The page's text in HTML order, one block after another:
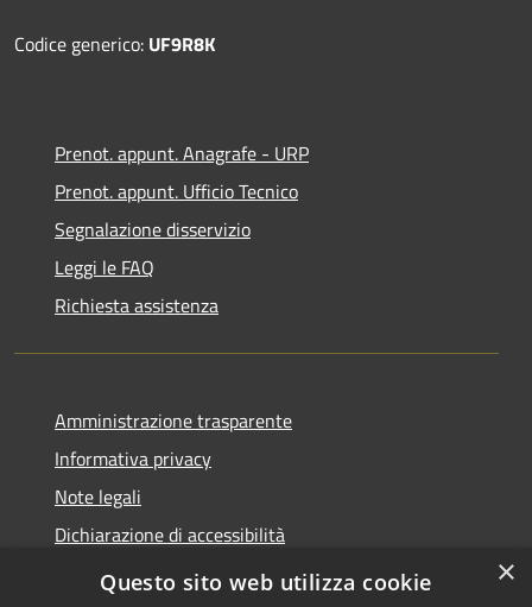
Codice generico: UF9R8K
Prenot. appunt. Anagrafe - URP
Prenot. appunt. Ufficio Tecnico
Segnalazione disservizio
Leggi le FAQ
Richiesta assistenza
Amministrazione trasparente
Informativa privacy
Note legali
Dichiarazione di accessibilità
Whistleblowing
×
Questo sito web utilizza cookie